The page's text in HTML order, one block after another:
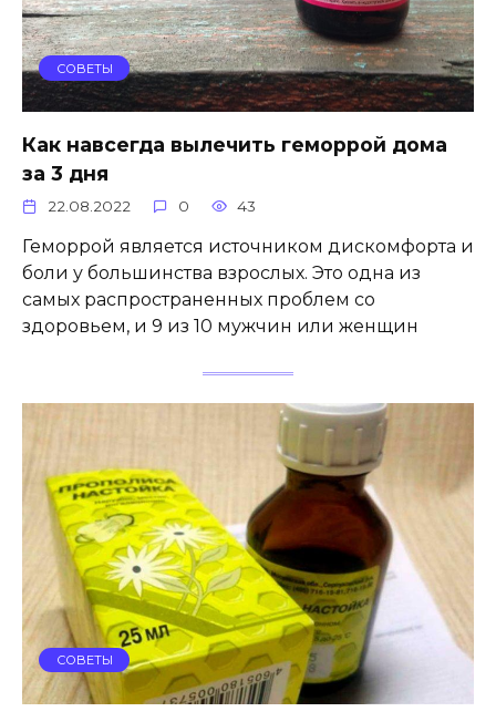
СОВЕТЫ
Как навсегда вылечить геморрой дома
за 3 дня
22.08.2022 0 43
Геморрой является источником дискомфорта и
боли у большинства взрослых. Это одна из
самых распространенных проблем со
здоровьем, и 9 из 10 мужчин или женщин
СОВЕТЫ